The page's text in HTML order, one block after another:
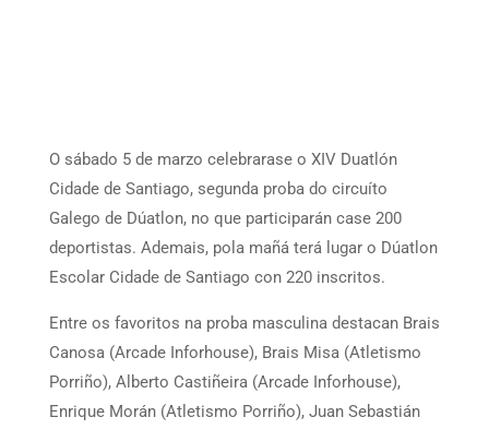
O sábado 5 de marzo celebrarase o XIV Duatlón
Cidade de Santiago, segunda proba do circuíto
Galego de Dúatlon, no que participarán case 200
deportistas. Ademais, pola mañá terá lugar o Dúatlon
Escolar Cidade de Santiago con 220 inscritos.
Entre os favoritos na proba masculina destacan Brais
Canosa (Arcade Inforhouse), Brais Misa (Atletismo
Porriño), Alberto Castiñeira (Arcade Inforhouse),
Enrique Morán (Atletismo Porriño), Juan Sebastián